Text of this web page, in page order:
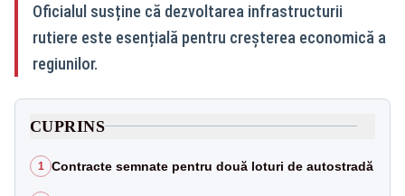
Oficialul susține că dezvoltarea infrastructurii
rutiere este esențială pentru creșterea economică a
regiunilor.
CUPRINS
1 Contracte semnate pentru două loturi de autostradă